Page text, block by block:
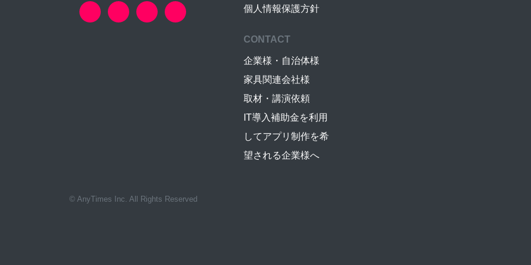
個人情報保護方針
CONTACT
企業様・自治体様
家具関連会社様
取材・講演依頼
IT導入補助金を利用
してアプリ制作を希
望される企業様へ
© AnyTimes Inc. All Rights Reserved